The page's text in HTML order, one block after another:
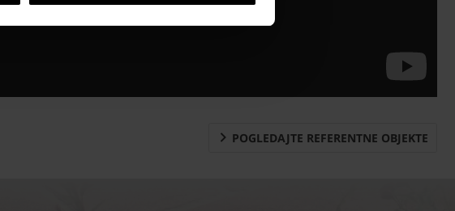
POGLEDAJTE REFERENTNE OBJEKTE